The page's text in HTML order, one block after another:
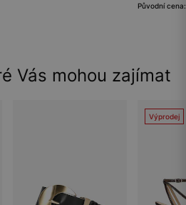
Původní
Vás mohou zajímat
Výprodej